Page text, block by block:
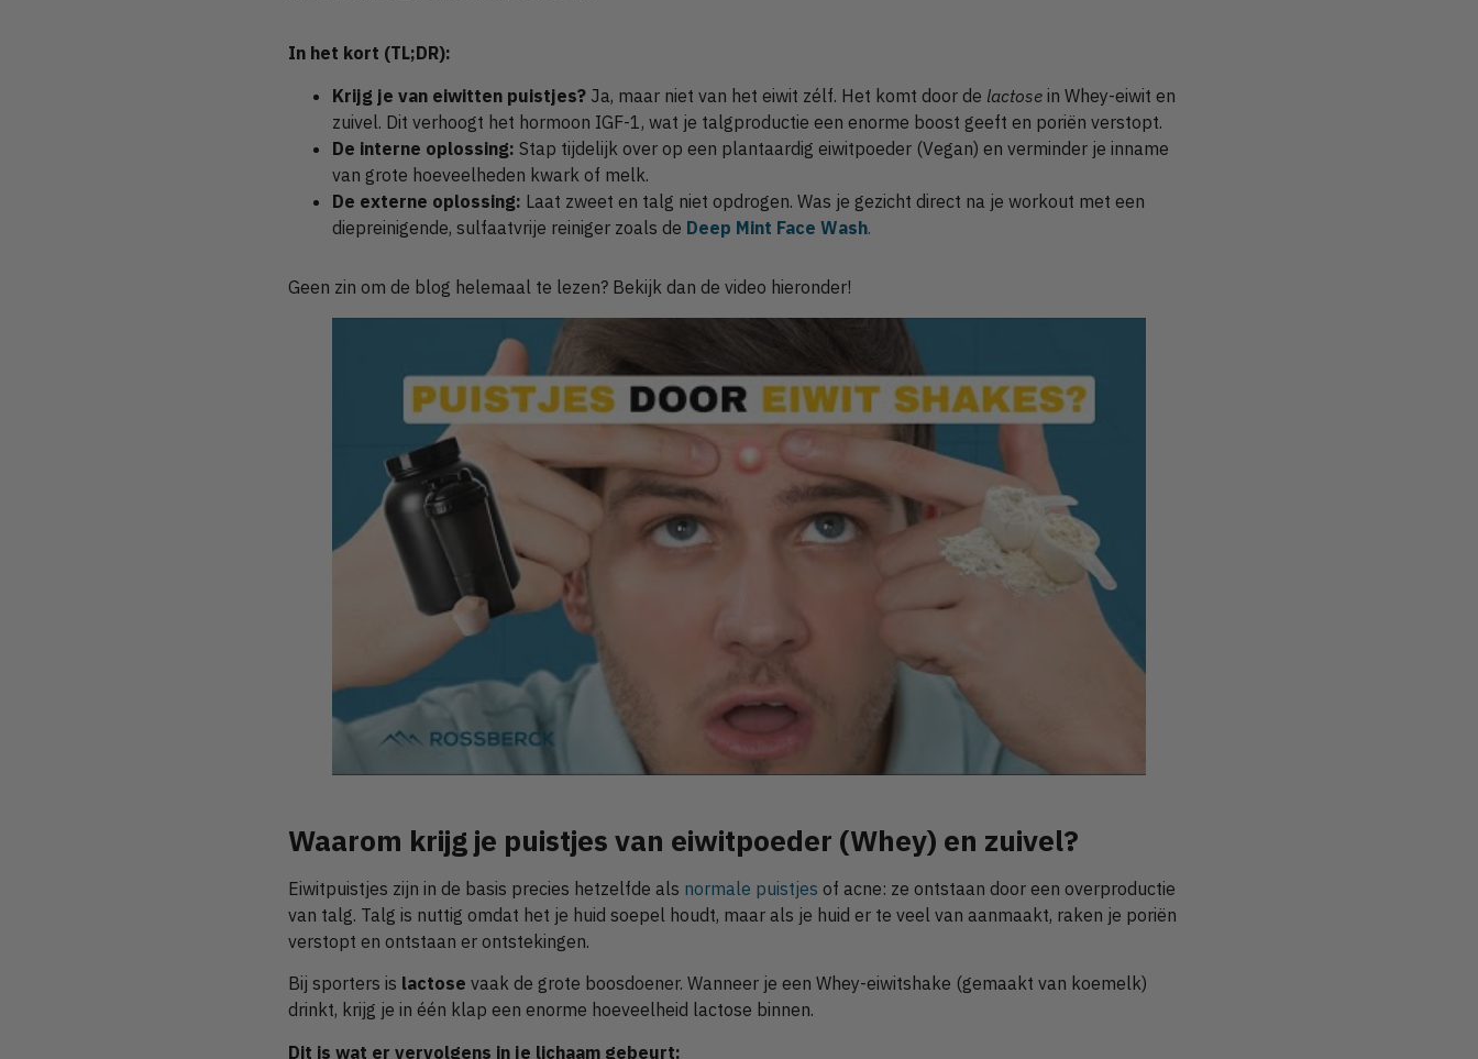
In het kort (TL;DR):
Krijg je van eiwitten puistjes? Ja, maar niet van het eiwit zélf. Het komt door de lactose in Whey-eiwit en
zuivel. Dit verhoogt het hormoon IGF-1, wat je talgproductie een enorme boost geeft en poriën verstopt.
De interne oplossing: Stap tijdelijk over op een plantaardig eiwitpoeder (Vegan) en verminder je inname
van grote hoeveelheden kwark of melk.
De externe oplossing: Laat zweet en talg niet opdrogen. Was je gezicht direct na je workout met een
diepreinigende, sulfaatvrije reiniger zoals de Deep Mint Face Wash.
Geen zin om de blog helemaal te lezen? Bekijk dan de video hieronder!
Waarom krijg je puistjes van eiwitpoeder (Whey) en zuivel?
Eiwitpuistjes zijn in de basis precies hetzelfde als normale puistjes of acne: ze ontstaan door een overproductie
van talg. Talg is nuttig omdat het je huid soepel houdt, maar als je huid er te veel van aanmaakt, raken je poriën
verstopt en ontstaan er ontstekingen.
Bij sporters is lactose vaak de grote boosdoener. Wanneer je een Whey-eiwitshake (gemaakt van koemelk)
drinkt, krijg je in één klap een enorme hoeveelheid lactose binnen.
Dit is wat er vervolgens in je lichaam gebeurt: